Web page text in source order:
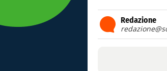
Redazione